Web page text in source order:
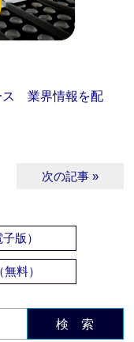
ス 業界情報を配
次の記事 »
版）
料）
検 索